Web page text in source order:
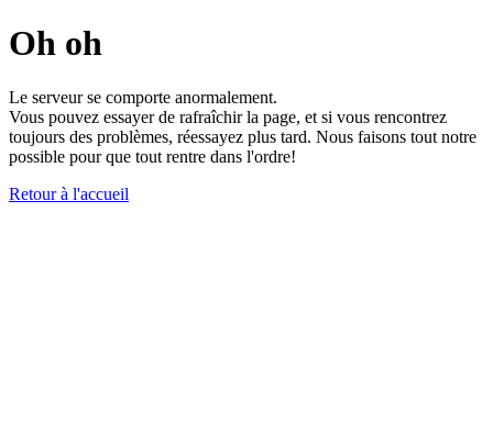
Oh oh
Le serveur se comporte anormalement.
Vous pouvez essayer de rafraîchir la page, et si vous rencontrez
toujours des problèmes, réessayez plus tard. Nous faisons tout notre
possible pour que tout rentre dans l'ordre!
Retour à l'accueil